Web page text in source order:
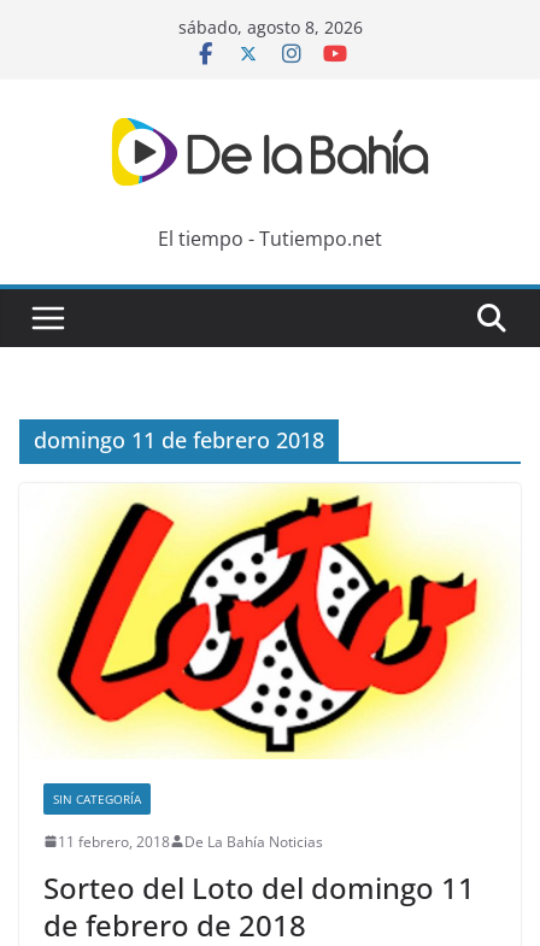
sábado, agosto 8, 2026
El tiempo - Tutiempo.net
domingo 11 de febrero 2018
SIN CATEGORÍA
11 febrero, 2018 De La Bahía Noticias
Sorteo del Loto del domingo 11
de febrero de 2018